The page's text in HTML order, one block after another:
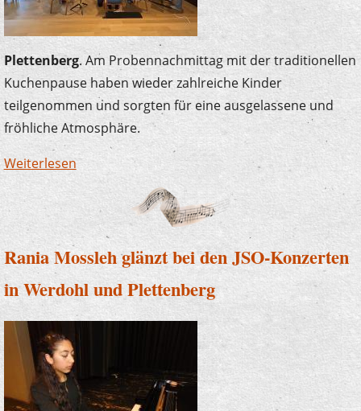
Plettenberg. Am Probennachmittag mit der traditionellen
Kuchenpause haben wieder zahlreiche Kinder
teilgenommen und sorgten für eine ausgelassene und
fröhliche Atmosphäre.
Weiterlesenüber Musik im Team - Probennachmittag und
Abschlusskonzert
Rania Mossleh glänzt bei den JSO-Konzerten
in Werdohl und Plettenberg